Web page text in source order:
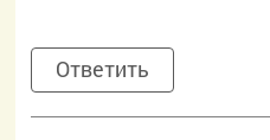
Ответить